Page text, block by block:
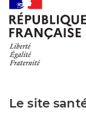
Le site